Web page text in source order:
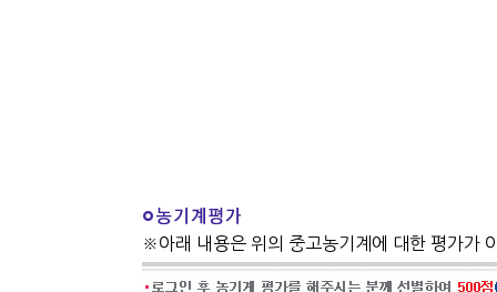
※아래 내용은 위의 중고농기계에 대한 평가가